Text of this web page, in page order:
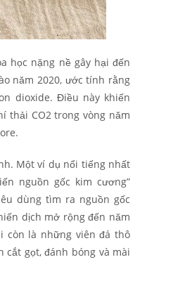
học nặng nề gây hại đến
năm 2020, ước tính rằng
dioxide. Điều này khiến
thải CO2 trong vòng năm
Một ví dụ nổi tiếng nhất
nguồn gốc kim cương”
dùng tìm ra nguồn gốc
dịch mở rộng đến năm
còn là những viên đá thô
cắt gọt, đánh bóng và mài